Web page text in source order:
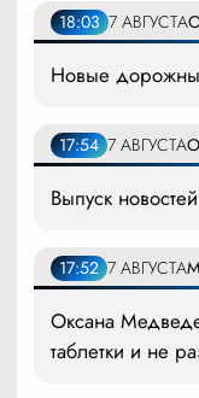
18:03 7 АВГУСТА
Новые
17:54 7 АВГУСТА
Выпуск
17:52 7 АВГУСТА
Оксана
таблетки и не